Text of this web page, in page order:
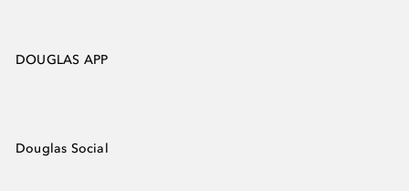
DOUGLAS APP
Douglas Social